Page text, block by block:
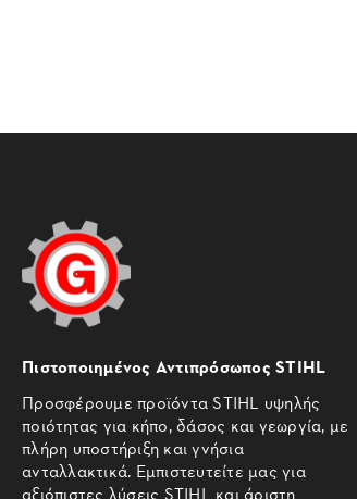
Πιστοποιημένος Αντιπρόσωπος STIHL
Προσφέρουμε προϊόντα STIHL υψηλής
ποιότητας για κήπο, δάσος και γεωργία, με
πλήρη υποστήριξη και γνήσια
ανταλλακτικά. Εμπιστευτείτε μας για
αξιόπιστες λύσεις STIHL και άριστη